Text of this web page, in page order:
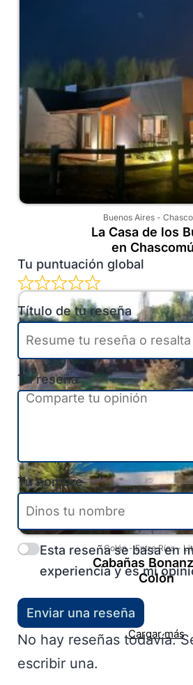
Buenos Aires-
La Casa de los
en
Colón-Entre Ríos-
Cabañas
Colón
Cargar más
Tu puntuación global
Título de tu reseña
Tu reseña
Tu nombre
Esta reseña se basa en
experiencia y es mi
Enviar una reseña
No hay reseñas todavía.
escribir una.